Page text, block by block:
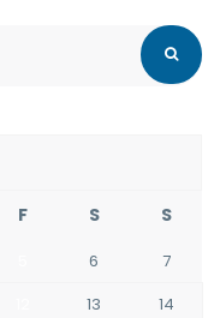
F S S
6
7
13
14